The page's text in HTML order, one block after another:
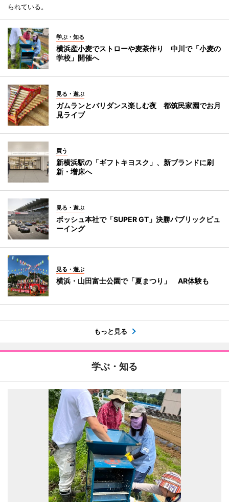
られている。
学ぶ・知る
横浜産小麦でストローや麦茶作り 中川で「小麦の
学校」開催へ
見る・遊ぶ
ガムランとバリダンス楽しむ夜 都筑民家園でお月
見ライブ
買う
新横浜駅の「ギフトキヨスク」、新ブランドに刷
新・増床へ
見る・遊ぶ
ボッシュ本社で「SUPER GT」決勝パブリックビュ
ーイング
見る・遊ぶ
横浜・山田富士公園で「夏まつり」 AR体験も
もっと見る
学ぶ・知る